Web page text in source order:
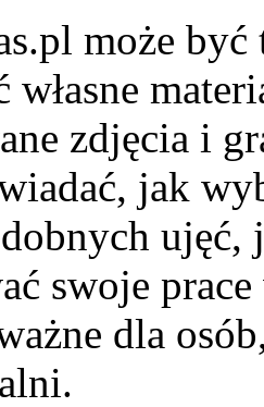
może być
własne
zdjęcia i
jak
ujęć,
swoje
dla